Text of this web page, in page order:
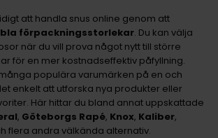
att handla snus online genom att
förpackningsstorlekar. Du kan välja
när du vill prova något nytt till större
för en mer kostnadseffektiv påfyllning.
populära varumärken på en och
enkelt att utforska nya produkter eller
Här hittar du bland annat uppskattade
, Göteborgs Rapé, Knox, Kaliber,
flera andra välkända alternativ.